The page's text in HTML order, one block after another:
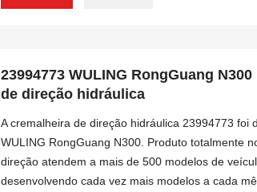
23994773 WULING RongGuang
de direção hidráulica
A cremalheira de direção hidráulica 23994773 foi
WULING RongGuang N300. Produto totalmente
direção atendem a mais de 500 modelos de
desenvolvendo cada vez mais modelos a cada